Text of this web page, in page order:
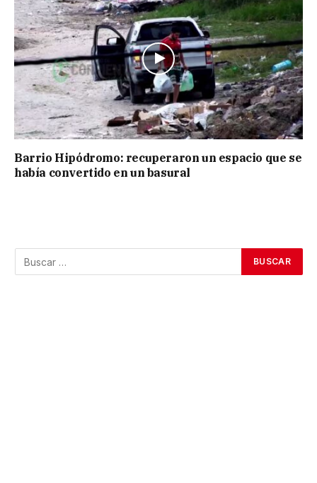
Barrio Hipódromo: recuperaron un espacio que se
había convertido en un basural